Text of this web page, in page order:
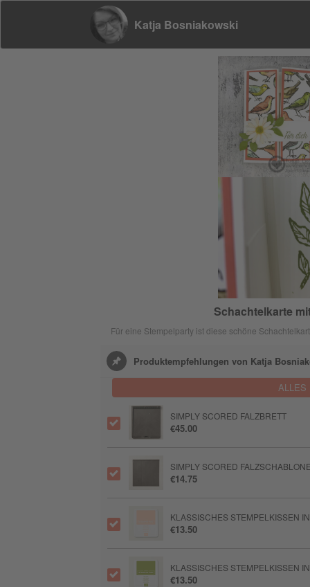
Katja Bosniakowski
Schachtelkarte
Für eine Stempelparty ist diese schöne
Produktempfehlungen von Katja
ALLES
SIMPLY SCORED FALZBRETT
€45.00
SIMPLY SCORED
€14.75
KLASSISCHES STEMPELKISSEN
€13.50
KLASSISCHES STEMPELKISSEN
€13.50